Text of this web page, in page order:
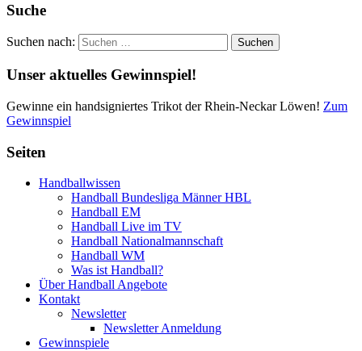
Suche
Suchen nach:
Unser aktuelles Gewinnspiel!
Gewinne ein handsigniertes Trikot der Rhein-Neckar Löwen! Zum
Gewinnspiel
Seiten
Handballwissen
Handball Bundesliga Männer HBL
Handball EM
Handball Live im TV
Handball Nationalmannschaft
Handball WM
Was ist Handball?
Über Handball Angebote
Kontakt
Newsletter
Newsletter Anmeldung
Gewinnspiele